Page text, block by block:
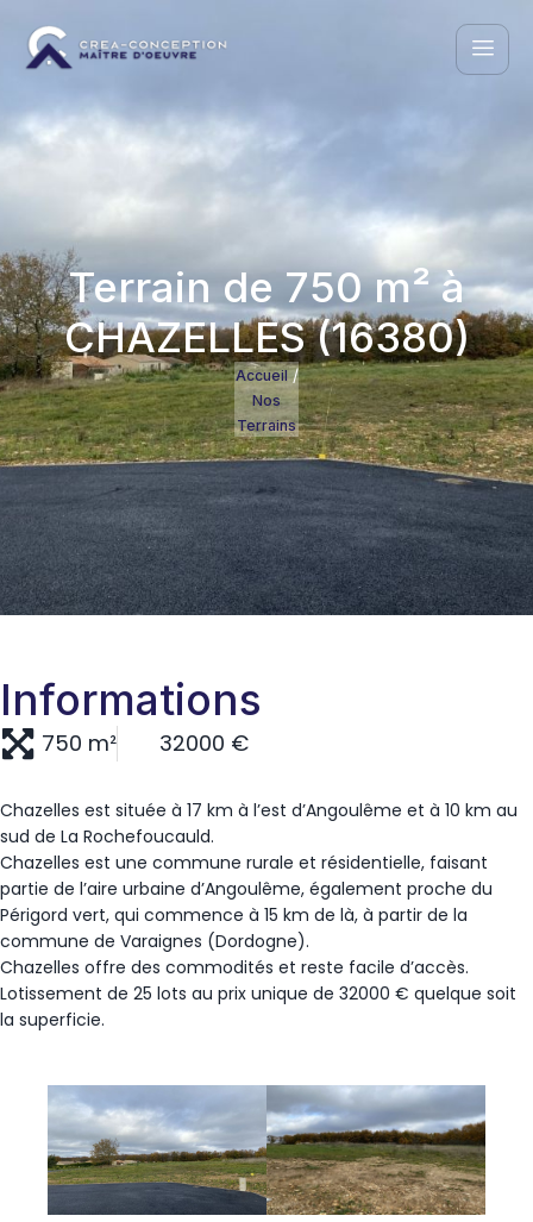
Terrain de 750 m² à
CHAZELLES (16380)
Accueil/
Nos
Terrains
Informations
750 m² 32000 €
Chazelles est située à 17 km à l’est d’Angoulême et à 10 km au
sud de La Rochefoucauld.
Chazelles est une commune rurale et résidentielle, faisant
partie de l’aire urbaine d’Angoulême, également proche du
Périgord vert, qui commence à 15 km de là, à partir de la
commune de Varaignes (Dordogne).
Chazelles offre des commodités et reste facile d’accès.
Lotissement de 25 lots au prix unique de 32000 € quelque soit
la superficie.